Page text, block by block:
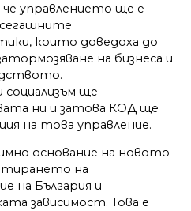
управлението ще е
които доведоха до
на бизнеса и
ще
ни и затова КОД ще
на това управление.
основание на новото
на
на България и
зависимост. Това е